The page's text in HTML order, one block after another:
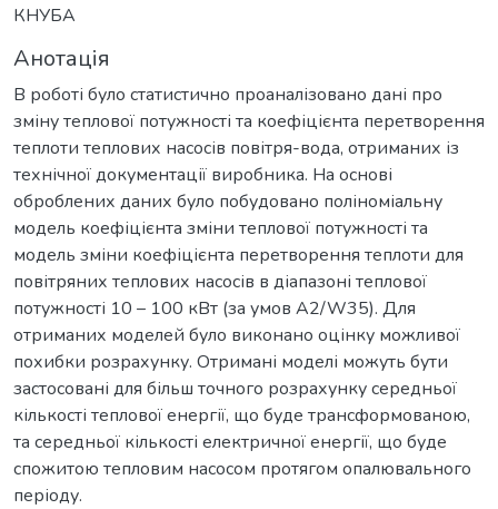
КНУБА
Анотація
В роботі було статистично проаналізовано дані про
зміну теплової потужності та коефіцієнта перетворення
теплоти теплових насосів повітря-вода, отриманих із
технічної документації виробника. На основі
оброблених даних було побудовано поліноміальну
модель коефіцієнта зміни теплової потужності та
модель зміни коефіцієнта перетворення теплоти для
повітряних теплових насосів в діапазоні теплової
потужності 10 – 100 кВт (за умов A2/W35). Для
отриманих моделей було виконано оцінку можливої
похибки розрахунку. Отримані моделі можуть бути
застосовані для більш точного розрахунку середньої
кількості теплової енергії, що буде трансформованою,
та середньої кількості електричної енергії, що буде
спожитою тепловим насосом протягом опалювального
періоду.